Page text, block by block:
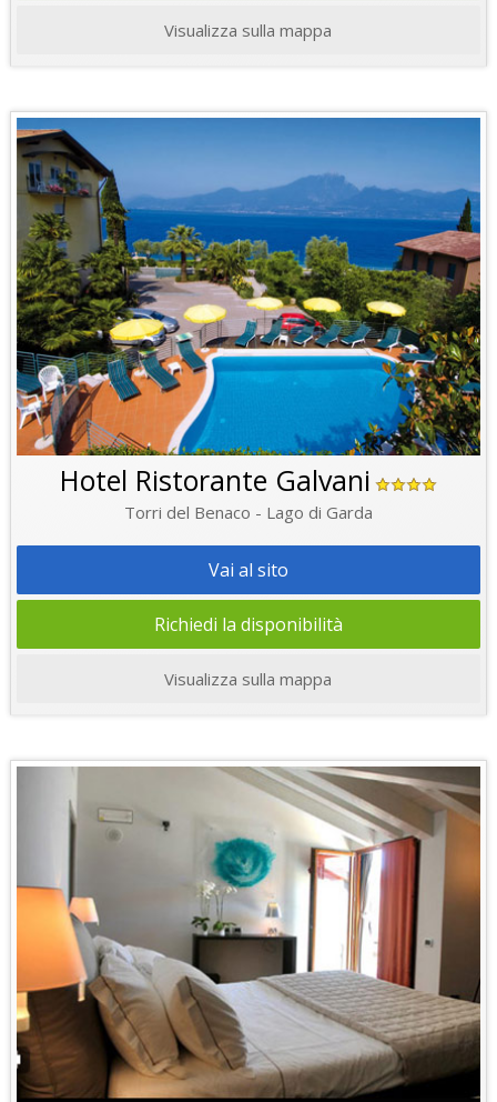
Visualizza sulla mappa
Hotel Ristorante Galvani
Torri del Benaco - Lago di Garda
Vai al sito
Richiedi la disponibilità
Visualizza sulla mappa